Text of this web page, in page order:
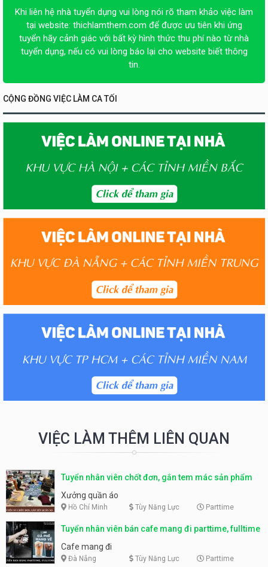
Khi liên hệ nhà tuyển dụng vui lòng nói rõ tham khảo việc làm
tại website: thichlamthem.com để được ưu tiên khi ứng
tuyển hãy cảnh giác với bất kỳ hình thức thu phí nào từ nhà
tuyển dụng, nếu có vui lòng báo lại cho website biết thông
tin.
CỘNG ĐỒNG VIỆC LÀM CA TỐI
VIỆC LÀM THÊM LIÊN QUAN
Tuyển nhân viên chốt đơn, gắn tem mác sản phẩm
Xưởng quần áo
Hồ Chí Minh Tùy Năng Lực Parttime
Tuyển nhân viên bán cafe mang đi parttime, fulltime
Cafe mang đi
Đà Nẵng Tùy Năng Lực Parttime